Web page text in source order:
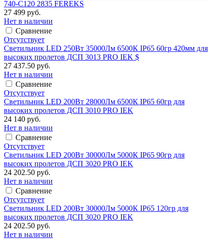
740-C120 2835 FEREKS
27 499 руб.
Нет в наличии
Сравнение
Отсутствует
Светильник LED 250Вт 35000Лм 6500К IP65 60гр 420мм для
высоких пролетов ДСП 3013 PRO IEK $
27 437.50 руб.
Нет в наличии
Сравнение
Отсутствует
Светильник LED 200Вт 28000Лм 6500К IP65 60гр для
высоких пролетов ДСП 3010 PRO IEK
24 140 руб.
Нет в наличии
Сравнение
Отсутствует
Светильник LED 200Вт 30000Лм 5000К IP65 90гр для
высоких пролетов ДСП 3020 PRO IEK
24 202.50 руб.
Нет в наличии
Сравнение
Отсутствует
Светильник LED 200Вт 30000Лм 5000К IP65 120гр для
высоких пролетов ДСП 3020 PRO IEK
24 202.50 руб.
Нет в наличии